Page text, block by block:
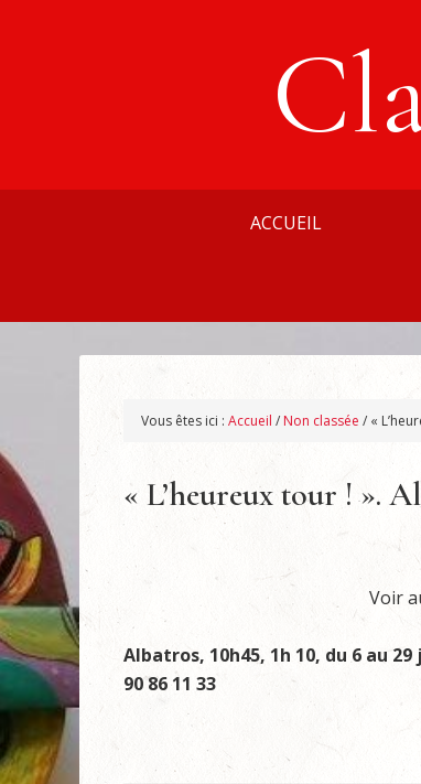
ACCUEIL
Vous êtes ici : Accueil / Non classée / «
« L’heureux tour ! ».
Voir
Albatros, 10h45, 1h 10, du 6 au
90 86 11 33